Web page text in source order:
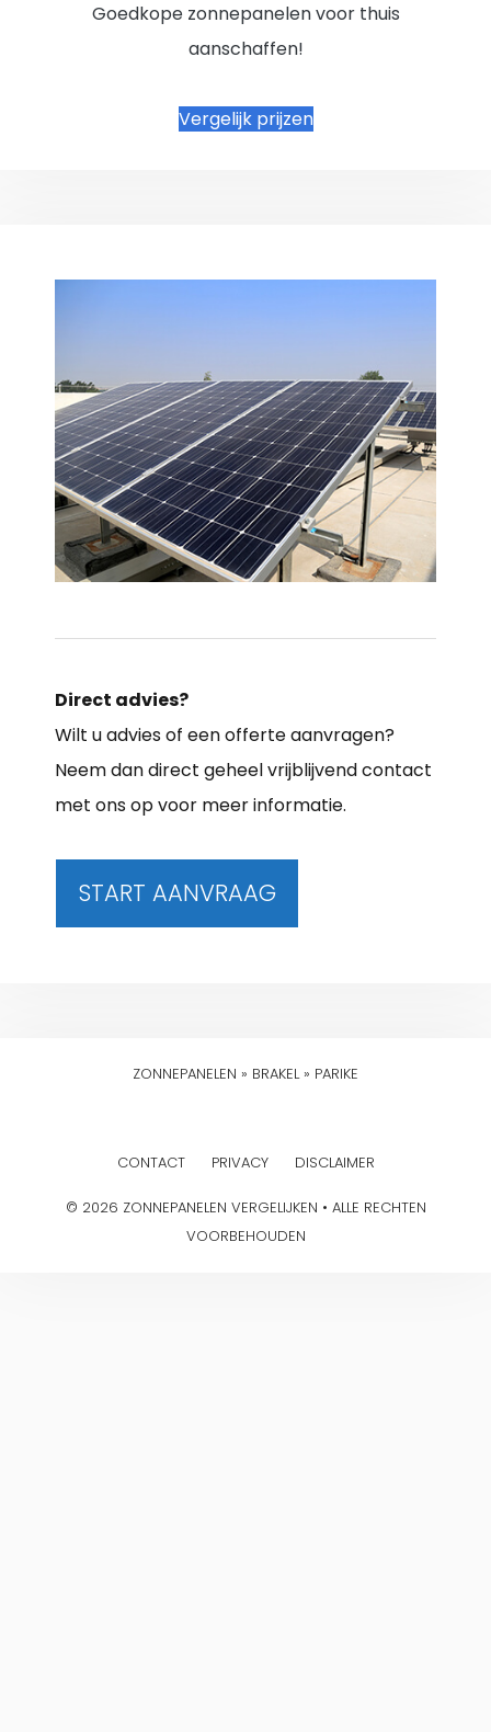
Goedkope zonnepanelen voor thuis
aanschaffen!
Vergelijk prijzen
Direct advies?
Wilt u advies of een offerte aanvragen?
Neem dan direct geheel vrijblijvend contact
met ons op voor meer informatie.
START AANVRAAG
ZONNEPANELEN » BRAKEL» PARIKE
CONTACT PRIVACY DISCLAIMER
© 2026 ZONNEPANELEN VERGELIJKEN • ALLE RECHTEN
VOORBEHOUDEN